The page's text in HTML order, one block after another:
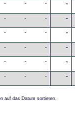
- - - -
- - - -
- - - -
- - - -
- - - -
- - - -
auf das Datum sortieren.